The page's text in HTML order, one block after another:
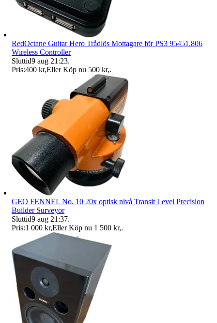
RedOctane Guitar Hero Trådlös Mottagare för PS3 95451.806
Wıreless Controller
Sluttid9 aug 21:23.
Pris:400 kr,Eller Köp nu 500 kr,.
GEO FENNEL No. 10 20x optisk nivå Transit Level Precision
Builder Surveyor
Sluttid9 aug 21:37.
Pris:1 000 kr,Eller Köp nu 1 500 kr,.